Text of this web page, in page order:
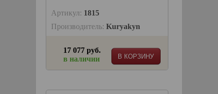
Артикул: 1815
Производитель: Kuryakyn
В КОРЗИНУ
17 077 руб.
в наличии